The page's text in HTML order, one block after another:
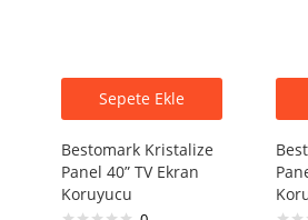
Sepete Ekle
Bestomark Kristalize
Panel 40” TV Ekran
Koruyucu